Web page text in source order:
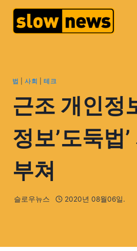
법 |사회 |테크
근조 개인정
정보’도둑법
부쳐
슬로우뉴스 2020년 08월06일.